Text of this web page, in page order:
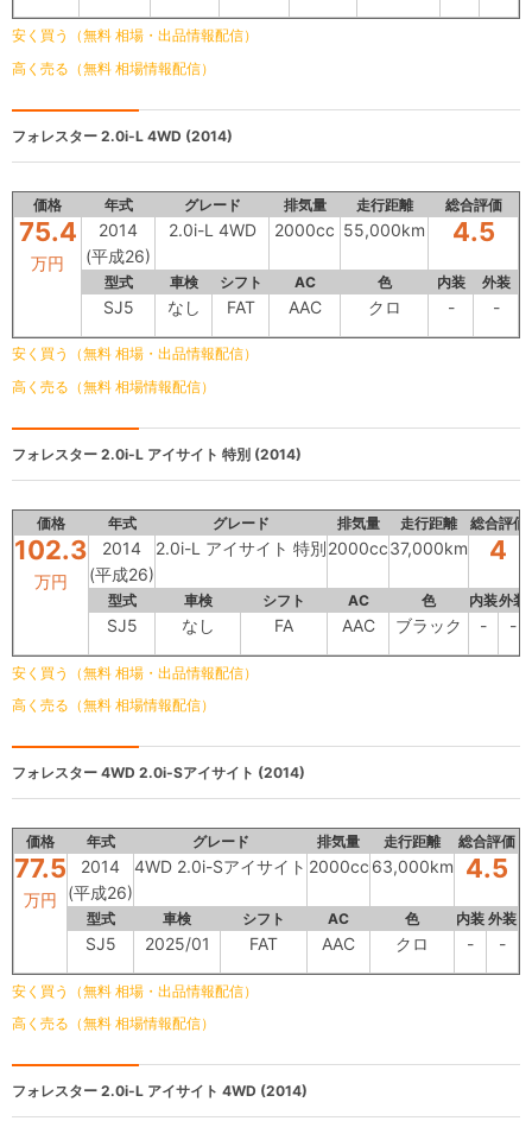
安く買う（無料 相場・出品情報配信）
高く売る（無料 相場情報配信）
フォレスター 2.0i-L 4WD (2014)
価格 年式 グレード 排気量 走行距離 総合評価
75.4
万円
2014
(平成26)
2.0i-L 4WD 2000cc 55,000km 4.5
型式 車検 シフト AC 色 内装 外装
SJ5 なし FAT AAC クロ - -
安く買う（無料 相場・出品情報配信）
高く売る（無料 相場情報配信）
フォレスター 2.0i-L アイサイト 特別 (2014)
価格 年式 グレード 排気量 走行距離 総合評価
102.3
万円
2014
(平成26)
2.0i-L アイサイト 特別2000cc37,000km 4
型式 車検 シフト AC 色 内装外装
SJ5 なし FA AAC ブラック - -
安く買う（無料 相場・出品情報配信）
高く売る（無料 相場情報配信）
フォレスター 4WD 2.0i-Sアイサイト (2014)
価格 年式 グレード 排気量 走行距離 総合評価
77.5
万円
2014
(平成26)
4WD 2.0i-Sアイサイト 2000cc 63,000km 4.5
型式 車検 シフト AC 色 内装 外装
SJ5 2025/01 FAT AAC クロ - -
安く買う（無料 相場・出品情報配信）
高く売る（無料 相場情報配信）
フォレスター 2.0i-L アイサイト 4WD (2014)